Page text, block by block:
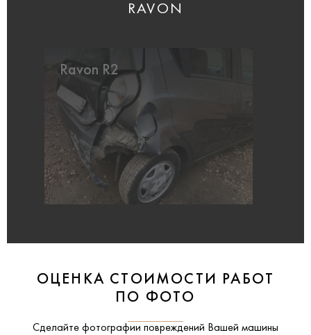
RAVON
Ravon R2
ОЦЕНКА СТОИМОСТИ РАБОТ
ПО ФОТО
Сделайте фотографии повреждений Вашей машины